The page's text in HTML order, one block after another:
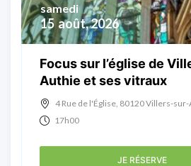
15 août, 2026
samedi
Focus sur l’église de
Authie et ses vitraux
4 Rue de l'Église, 80120 Villers-
17h00
JE RÉSERVE